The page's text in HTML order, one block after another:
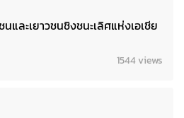
ละเยาวชนชิงชนะเลิศแห่งเอเชีย
1544 views